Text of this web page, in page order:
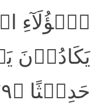
ہٰۤؤُلَآءِ
حَدِیۡثًا ﴿۷۹﴾